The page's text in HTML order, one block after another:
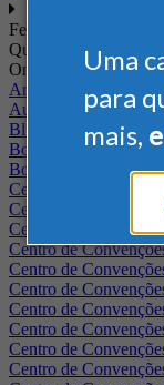
Uma
para
mais,
Feiras
Quando
Onde
Arena Jaguariuna
Auditório Albano
Blumenau - SC
BolognaFiere
Boulevard Olimpico -
Centro Internacional
Centro de
Centro de
Centro de
Centro de
Centro de
Centro de
Centro de
Centro de
Centro de